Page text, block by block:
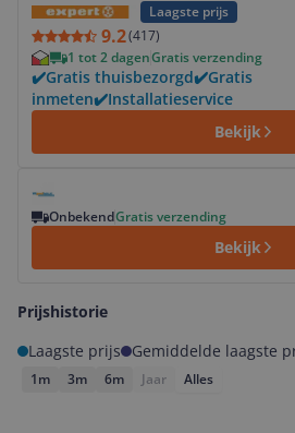
Laagste prijs
9.2(417)
1 tot 2 dagenGratis verzending
✔️Gratis thuisbezorgd✔️Gratis
inmeten✔️Installatieservice
Bekijk
OnbekendGratis verzending
Bekijk
Prijshistorie
Laagste prijs
Gemiddelde laagste
1m 3m 6m Jaar Alles